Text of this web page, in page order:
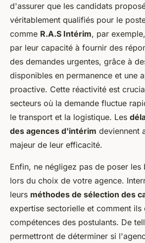
d'assurer que les candidats
véritablement qualifiés pour le
comme R.A.S Intérim, par
par leur capacité à fournir des
des demandes urgentes, grâce à
disponibles en permanence et une
proactive. Cette réactivité est
secteurs où la demande fluctue
le transport et la logistique. Les
des agences d'intérim deviennent
majeur de leur efficacité.
Enfin, ne négligez pas de poser les
lors du choix de votre agence.
leurs méthodes de sélection des
expertise sectorielle et comment ils
compétences des postulants. De
permettront de déterminer si